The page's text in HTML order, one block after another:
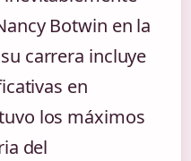
Botwin en la
carrera incluye
en
los máximos
del